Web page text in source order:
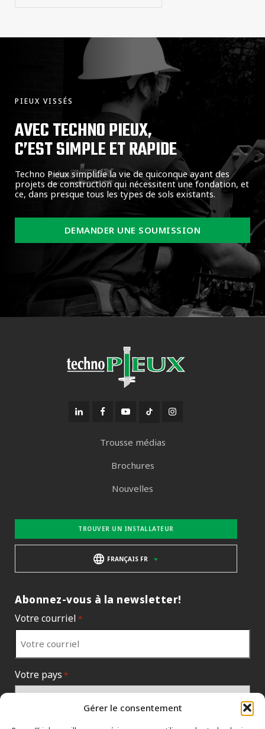
Gérer le consentement
PIEUX VISSÉS
AVEC TECHNO PIEUX,
C’EST SIMPLE ET RAPIDE
Techno Pieux simplifie la vie de quiconque ayant des
projets de construction qui nécessitent une fondation, et
ce, dans presque tous les types de sols existants.
DEMANDER UNE SOUMISSION
Trousse médias
Brochures
Nouvelles
TROUVER UN INSTALLATEUR
FRANÇAIS FR
Abonnez-vous à la newsletter!
Votre courriel *
Votre pays *